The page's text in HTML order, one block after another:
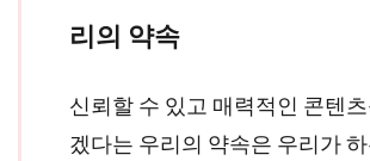
리의 약속
신뢰할 수 있고 매력적인 콘텐
겠다는 우리의 약속은 우리가